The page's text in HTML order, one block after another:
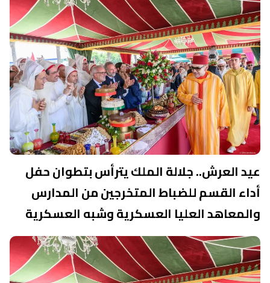
عيد العرش.. جلالة الملك يترأس بتطوان حفل
أداء القسم للضباط المتخرجين من المدارس
والمعاهد العليا العسكرية وشبه العسكرية